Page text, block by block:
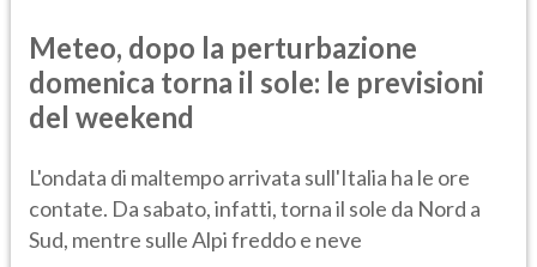
Meteo, dopo la perturbazione
domenica torna il sole: le previsioni
del weekend
L'ondata di maltempo arrivata sull'Italia ha le ore
contate. Da sabato, infatti, torna il sole da Nord a
Sud, mentre sulle Alpi freddo e neve